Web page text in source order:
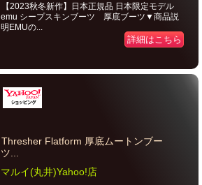
【2023秋冬新作】日本正規品 日本限定モデル
emu シープスキンブーツ 厚底ブーツ▼商品説
明EMUの...
詳細はこちら
Thresher Flatform 厚底ムートンブー
ツ...
マルイ(丸井)Yahoo!店